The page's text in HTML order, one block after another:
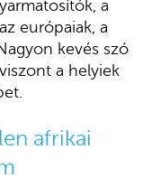
a
európaiak, a
kevés szó
a helyiek
afrikai